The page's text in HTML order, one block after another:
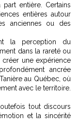
entière. Certains
entières autour
anciennes ou des
la perception du
dans la rareté ou
créer une expérience
ancrée
au Québec, où
avec le territoire
tout discours
et la sincérité